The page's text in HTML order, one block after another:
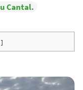
Cantal.
]